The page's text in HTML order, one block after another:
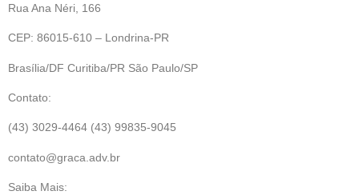
Rua Ana Néri, 166
CEP: 86015-610 – Londrina-PR
Brasília/DF Curitiba/PR São Paulo/SP
Contato:
(43) 3029-4464 (43) 99835-9045
contato@graca.adv.br
Saiba Mais: